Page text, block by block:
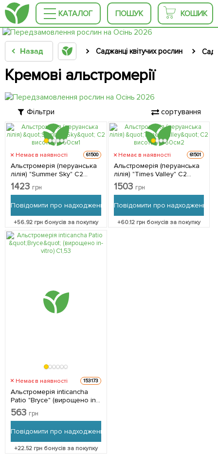
КАТАЛОГ ПОШУК КОШИК
Назад Саджанці квітучих рослин
Кремові альстромерії
Фільтри сортування
Немає в наявності 61500
Альстромерія (перуанська
лілія) "Summer Sky" С2
висота 30-60см 1
саджанець в упаковці
1423 грн
Повідомити про надходження
+56.92 грн бонусів за покупку
Немає в наявності 61501
Альстромерія (перуанська
лілія) "Times Valley" С2
висота 30-60см 1
саджанець в упаковці
1503 грн
Повідомити про надходження
+60.12 грн бонусів за покупку
Немає в наявності 153173
Альстромерія inticancha
Patio "Bryce" (вирощено in-
vitro) С1,5 1 саджанець в
упаковці Нідерланди
563 грн
Повідомити про надходження
+22.52 грн бонусів за покупку